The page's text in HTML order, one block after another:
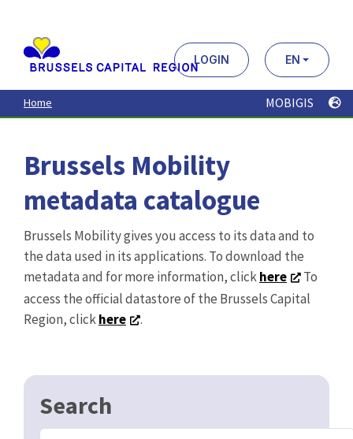
contenu
principal
LOGIN EN
Home MOBIGIS
Brussels Mobility
metadata catalogue
Brussels Mobility gives you access to its data and to
the data used in its applications. To download the
metadata and for more information, clickhere
To
access the official datastore of the Brussels Capital
Region, clickhere .
Search